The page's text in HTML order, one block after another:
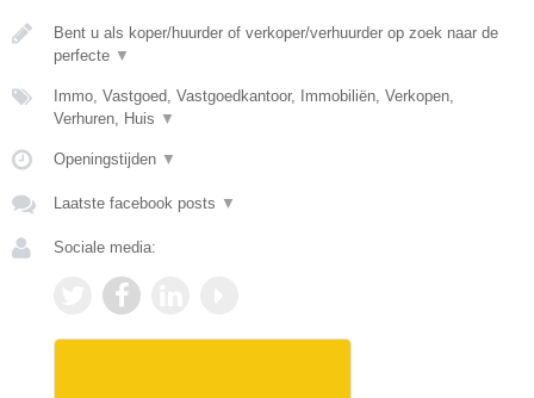
Bent u als koper/huurder of verkoper/verhuurder op zoek naar de
perfecte ▼
Immo, Vastgoed, Vastgoedkantoor, Immobiliën, Verkopen,
Verhuren, Huis ▼
Openingstijden ▼
Laatste facebook posts ▼
Sociale media: